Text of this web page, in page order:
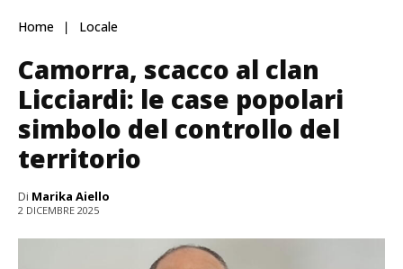
Home Locale
Camorra, scacco al clan
Licciardi: le case popolari
simbolo del controllo del
territorio
Di Marika Aiello
2 DICEMBRE 2025